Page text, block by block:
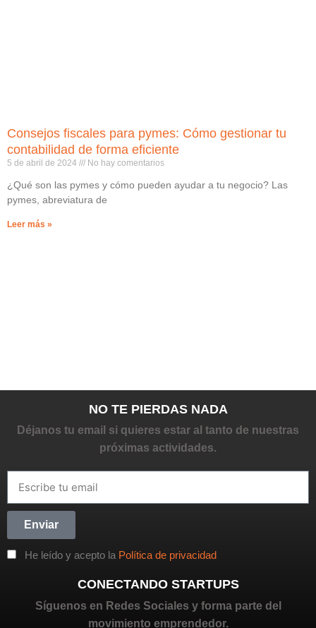
Consejos fiscales para pymes: Cómo gestionar tu
contabilidad de forma eficiente
5 de abril de 2024 No hay comentarios
¿Qué son las pymes y cómo pueden ayudar a tu negocio? Las
pymes, abreviatura de
Leer más »
NO TE PIERDAS NADA
Déjanos tu email si quieres estar al tanto de nuestras
próximas actividades.
He leído y acepto la Política de privacidad
Enviar
CONECTANDO STARTUPS
Síguenos en Redes Sociales y forma parte del
movimiento emprendedor.